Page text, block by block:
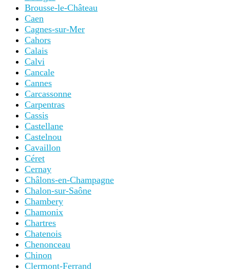
Brousse-le-Château
Caen
Cagnes-sur-Mer
Cahors
Calais
Calvi
Cancale
Cannes
Carcassonne
Carpentras
Cassis
Castellane
Castelnou
Cavaillon
Céret
Cernay
Châlons-en-Champagne
Chalon-sur-Saône
Chambery
Chamonix
Chartres
Chatenois
Chenonceau
Chinon
Clermont-Ferrand